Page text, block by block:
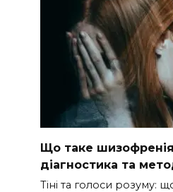
Що таке
діагностика та
Тіні та голоси розуму: